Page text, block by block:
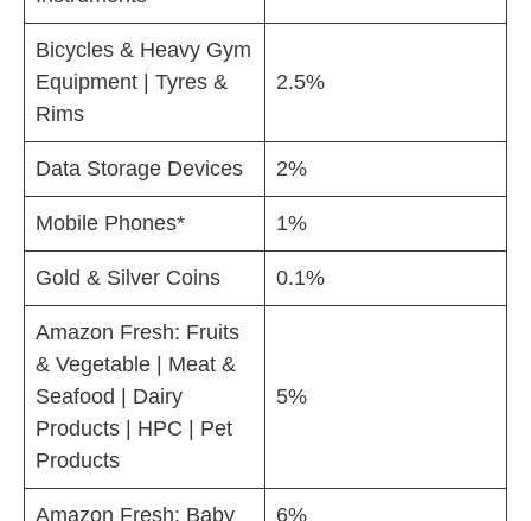
Bicycles & Heavy Gym
Equipment | Tyres &
Rims
2.5%
Data Storage Devices 2%
Mobile Phones* 1%
Gold & Silver Coins 0.1%
Amazon Fresh: Fruits
& Vegetable | Meat &
Seafood | Dairy
Products | HPC | Pet
Products
5%
Amazon Fresh: Baby 6%